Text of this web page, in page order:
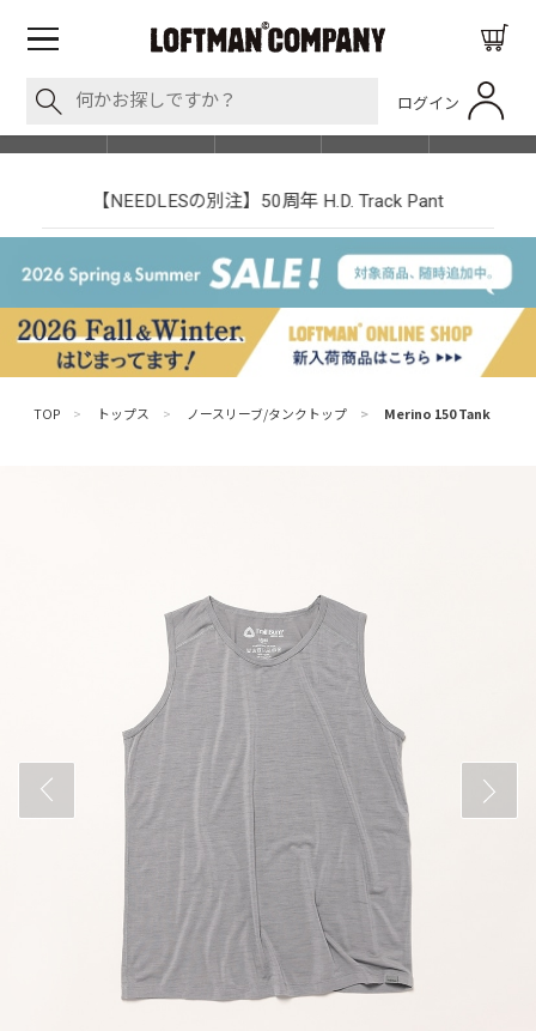
ログイン
SHOP LIST
【NEEDLESの別注】50周年 H.D. Track Pant
TOP > トップス > ノースリーブ/タンクトップ > Merino 150 Tank